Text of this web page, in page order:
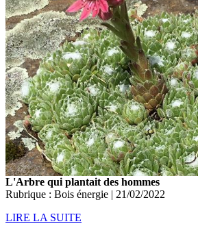
L'Arbre qui plantait des hommes
Rubrique : Bois énergie | 21/02/2022
LIRE LA SUITE